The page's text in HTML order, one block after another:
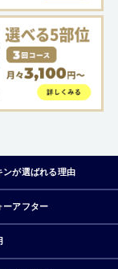
ンが選ばれる理由
ーアフター